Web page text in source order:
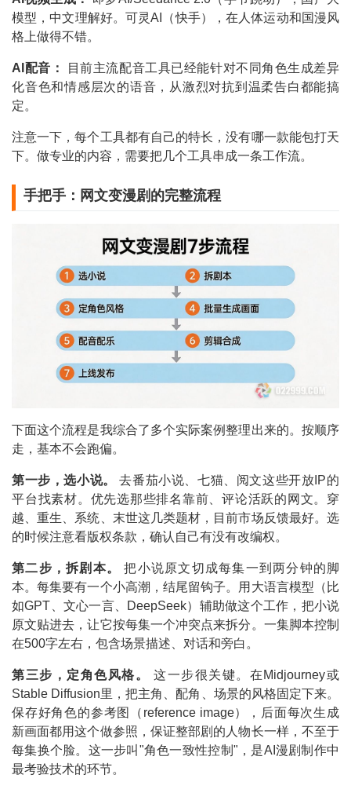
模型，中文理解好。可灵AI（快手），在人体运动和国漫风
格上做得不错。
AI配音：
目前主流配音工具已经能针对不同角色生成差异
化音色和情感层次的语音，从激烈对抗到温柔告白都能搞
定。
注意一下，每个工具都有自己的特长，没有哪一款能包打天
下。做专业的内容，需要把几个工具串成一条工作流。
手把手：网文变漫剧的完整流程
下面这个流程是我综合了多个实际案例整理出来的。按顺序
走，基本不会跑偏。
第一步，选小说。
去番茄小说、七猫、阅文这些开放IP的
平台找素材。优先选那些排名靠前、评论活跃的网文。穿
越、重生、系统、末世这几类题材，目前市场反馈最好。选
的时候注意看版权条款，确认自己有没有改编权。
第二步，拆剧本。
把小说原文切成每集一到两分钟的脚
本。每集要有一个小高潮，结尾留钩子。用大语言模型（比
如GPT、文心一言、DeepSeek）辅助做这个工作，把小说
原文贴进去，让它按每集一个冲突点来拆分。一集脚本控制
在500字左右，包含场景描述、对话和旁白。
第三步，定角色风格。
这一步很关键。在Midjourney或
Stable Diffusion里，把主角、配角、场景的风格固定下来。
保存好角色的参考图（reference image），后面每次生成
新画面都用这个做参照，保证整部剧的人物长一样，不至于
每集换个脸。这一步叫"角色一致性控制"，是AI漫剧制作中
最考验技术的环节。